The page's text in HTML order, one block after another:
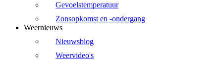
Gevoelstemperatuur
Zonsopkomst en -ondergang
Weernieuws
Nieuwsblog
Weervideo's